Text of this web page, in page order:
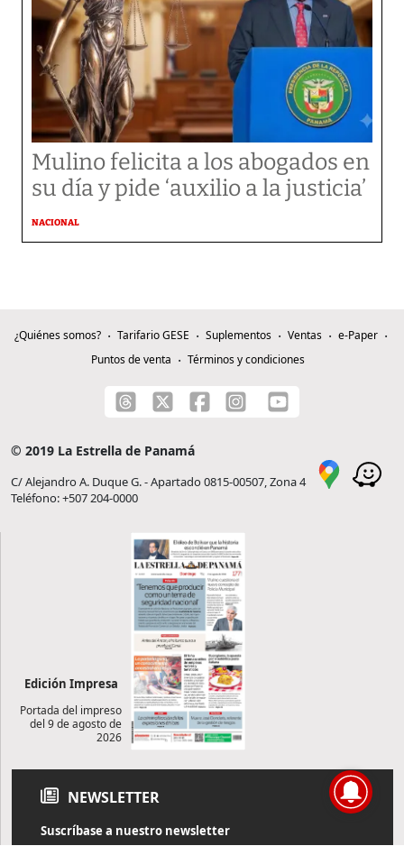
Mulino felicita a los abogados en
su día y pide ‘auxilio a la justicia’
NACIONAL
¿Quiénes somos? Tarifario GESE Suplementos Ventas
e-Paper
Puntos de venta
Términos y condiciones
© 2019 La Estrella de Panamá
C/ Alejandro A. Duque G. - Apartado 0815-00507, Zona 4
Teléfono: +507 204-0000
Edición Impresa
Portada del impreso
del 9 de agosto de
2026
NEWSLETTER
Suscríbase a nuestro newsletter